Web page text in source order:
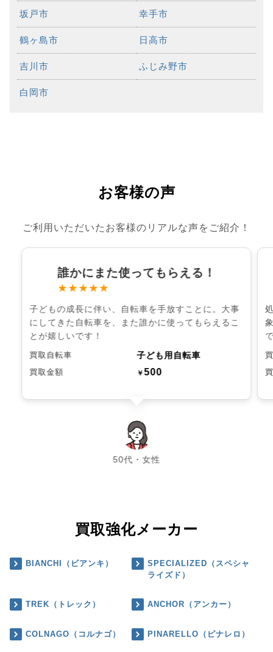
坂戸市 幸手市
鶴ヶ島市 日高市
吉川市 ふじみ野市
白岡市
お客様の声
ご利用いただいたお客様のリアルな声をご紹介！
誰かにまた使ってもらえる！
★★★★★
子どもの成長に伴い、自転車を手放すことに。大事
にしてきた自転車を、また誰かに使ってもらえるこ
とが嬉しいです！
買取自転車 子ども用自転車
買取金額 ￥500
50代・女性
chevron_left chevron_right
買取強化メーカー
BIANCHI（ビアンキ）
SPECIALIZED（スペシャ
ライズド）
TREK（トレック） ANCHOR（アンカー）
COLNAGO（コルナゴ） PINARELLO（ピナレロ）